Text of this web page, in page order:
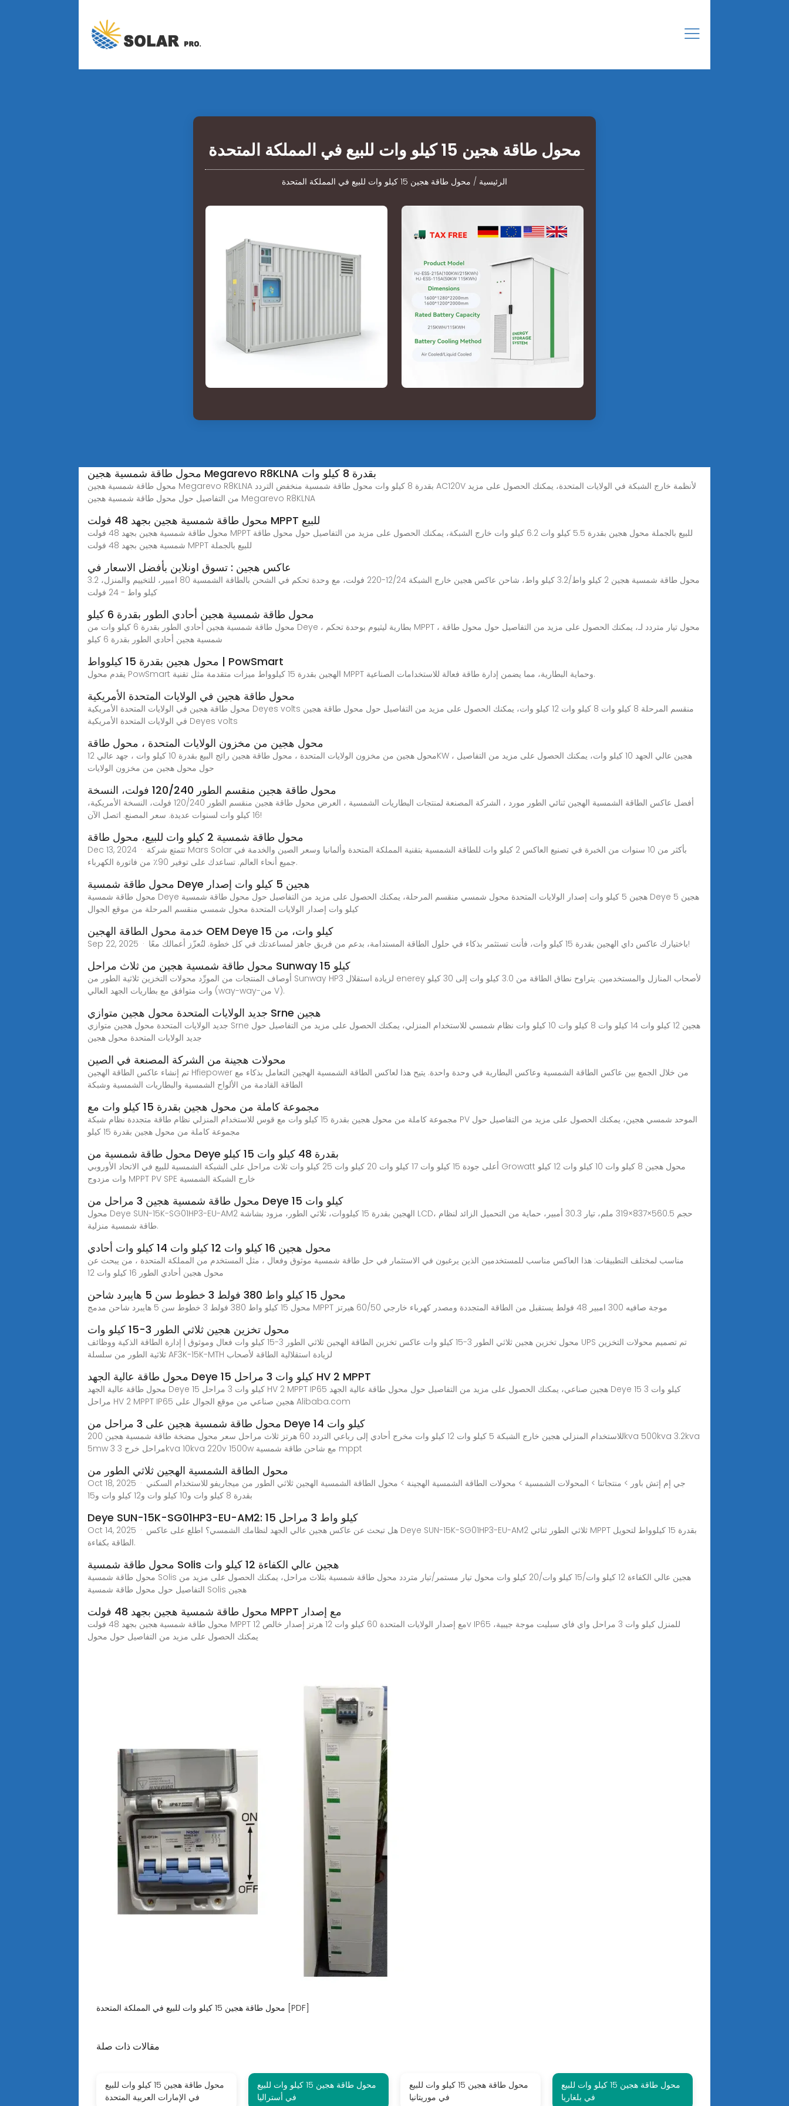
محول طاقة هجين 15 كيلو وات للبيع في المملكة المتحدة
الرئيسية / محول طاقة هجين 15 كيلو وات للبيع في المملكة المتحدة
محول طاقة شمسية هجين Megarevo R8KLNA بقدرة 8 كيلو وات
محول طاقة شمسية هجين Megarevo R8KLNA بقدرة 8 كيلو وات محول طاقة شمسية منخفض التردد AC120V لأنظمة خارج الشبكة في الولايات المتحدة، يمكنك الحصول على مزيد
من التفاصيل حول محول طاقة شمسية هجين Megarevo R8KLNA
محول طاقة شمسية هجين بجهد 48 فولت MPPT للبيع
محول طاقة شمسية هجين بجهد 48 فولت MPPT للبيع بالجملة محول هجين بقدرة 5.5 كيلو وات 6.2 كيلو وات خارج الشبكة، يمكنك الحصول على مزيد من التفاصيل حول محول طاقة
شمسية هجين بجهد 48 فولت MPPT للبيع بالجملة
عاكس هجين : تسوق اونلاين بأفضل الاسعار في
محول طاقة شمسية هجين 2 كيلو واط/3.2 كيلو واط، شاحن عاكس هجين خارج الشبكة 12/24-220 فولت، مع وحدة تحكم في الشحن بالطاقة الشمسية 80 امبير، للتخييم والمنزل، 3.2
كيلو واط - 24 فولت
محول طاقة شمسية هجين أحادي الطور بقدرة 6 كيلو
محول طاقة شمسية هجين أحادي الطور بقدرة 6 كيلو وات من Deye ، بطارية ليثيوم بوحدة تحكم MPPT ، محول تيار متردد لـ، يمكنك الحصول على مزيد من التفاصيل حول محول طاقة
شمسية هجين أحادي الطور بقدرة 6 كيلو
محول هجين بقدرة 15 كيلوواط | PowSmart
يقدم محول PowSmart الهجين بقدرة 15 كيلوواط ميزات متقدمة مثل تقنية MPPT وحماية البطارية، مما يضمن إدارة طاقة فعالة للاستخدامات الصناعية.
محول طاقة هجين في الولايات المتحدة الأمريكية
محول طاقة هجين في الولايات المتحدة الأمريكية Deyes volts منقسم المرحلة 8 كيلو وات 8 كيلو وات 12 كيلو وات، يمكنك الحصول على مزيد من التفاصيل حول محول طاقة هجين
في الولايات المتحدة الأمريكية Deyes volts
محول هجين من مخزون الولايات المتحدة ، محول طاقة
محول هجين من مخزون الولايات المتحدة ، محول طاقة هجين رائج البيع بقدرة 10 كيلو وات ، جهد عالي 12KW ، هجين عالي الجهد 10 كيلو وات، يمكنك الحصول على مزيد من التفاصيل
حول محول هجين من مخزون الولايات
محول طاقة هجين منقسم الطور 120/240 فولت، النسخة
أفضل عاكس الطاقة الشمسية الهجين ثنائي الطور مورد ، الشركة المصنعة لمنتجات البطاريات الشمسية ، العرض محول طاقة هجين منقسم الطور 120/240 فولت، النسخة الأمريكية،
16 كيلو وات لسنوات عديدة. سعر المصنع. اتصل الآن!
محول طاقة شمسية 2 كيلو وات للبيع، محول طاقة
Dec 13, 2024 · تتمتع شركة Mars Solar بأكثر من 10 سنوات من الخبرة في تصنيع العاكس 2 كيلو وات للطاقة الشمسية بتقنية المملكة المتحدة وألمانيا وسعر الصين والخدمة في
جميع أنحاء العالم. تساعدك على توفير 90٪ من فاتورة الكهرباء.
محول طاقة شمسية Deye هجين 5 كيلو وات إصدار
محول طاقة شمسية Deye هجين 5 كيلو وات إصدار الولايات المتحدة محول شمسي منقسم المرحلة، يمكنك الحصول على مزيد من التفاصيل حول محول طاقة شمسية Deye هجين 5
كيلو وات إصدار الولايات المتحدة محول شمسي منقسم المرحلة من موقع الجوال
خدمة محول الطاقة الهجين OEM Deye 15 كيلو وات، من
Sep 22, 2025 · باختيارك عاكس داي الهجين بقدرة 15 كيلو وات، فأنت تستثمر بذكاء في حلول الطاقة المستدامة، بدعم من فريق جاهز لمساعدتك في كل خطوة. لنُعزّز أعمالك معًا!
محول طاقة شمسية هجين من ثلاث مراحل Sunway 15 كيلو
أوصاف المنتجات من المورِّد محولات التخزين ثلاثية الطور من Sunway HP3 لزيادة استقلال enerey لأصحاب المنازل والمستخدمين. يتراوح نطاق الطاقة من 3.0 كيلو وات إلى 30 كيلو
وات متوافق مع بطاريات الجهد العالي (way-way-من V).
جديد الولايات المتحدة محول هجين متوازي Srne هجين
جديد الولايات المتحدة محول هجين متوازي Srne هجين 12 كيلو وات 14 كيلو وات 8 كيلو وات 10 كيلو وات نظام شمسي للاستخدام المنزلي، يمكنك الحصول على مزيد من التفاصيل حول
جديد الولايات المتحدة محول هجين
محولات هجينة من الشركة المصنعة في الصين
تم إنشاء عاكس الطاقة الهجين Hfiepower من خلال الجمع بين عاكس الطاقة الشمسية وعاكس البطارية في وحدة واحدة. يتيح هذا لعاكس الطاقة الشمسية الهجين التعامل بذكاء مع
الطاقة القادمة من الألواح الشمسية والبطاريات الشمسية وشبكة
مجموعة كاملة من محول هجين بقدرة 15 كيلو وات مع
مجموعة كاملة من محول هجين بقدرة 15 كيلو وات مع قوس للاستخدام المنزلي نظام طاقة متجددة نظام شبكة PV الموحد شمسي هجين، يمكنك الحصول على مزيد من التفاصيل حول
مجموعة كاملة من محول هجين بقدرة 15 كيلو
محول طاقة شمسية من Deye بقدرة 48 كيلو وات 15 كيلو
أعلى جودة 15 كيلو وات 17 كيلو وات 20 كيلو وات 25 كيلو وات ثلاث مراحل على الشبكة الشمسية للبيع في الاتحاد الأوروبي Growatt محول هجين 8 كيلو وات 10 كيلو وات 12 كيلو
وات مزدوج MPPT PV SPE خارج الشبكة الشمسية
محول طاقة شمسية هجين 3 مراحل من Deye 15 كيلو وات
محول Deye SUN-15K-SG01HP3-EU-AM2 الهجين بقدرة 15 كيلووات، ثلاثي الطور، مزود بشاشة LCD، حجم 560.5×837×319 ملم، تيار 30.3 أمبير، حماية من التحميل الزائد لنظام
طاقة شمسية منزلية.
محول هجين 16 كيلو وات 12 كيلو وات 14 كيلو وات أحادي
مناسب لمختلف التطبيقات: هذا العاكس مناسب للمستخدمين الذين يرغبون في الاستثمار في حل طاقة شمسية موثوق وفعال ، مثل المستخدم من المملكة المتحدة ، من يبحث عن
محول هجين أحادي الطور 16 كيلو وات 12
محول 15 كيلو واط 380 فولط 3 خطوط سن 5 هايبرد شاحن
محول 15 كيلو واط 380 فولط 3 خطوط سن 5 هايبرد شاحن مدمج MPPT موجة صافيه 300 امبير 48 فولط يستقبل من الطاقة المتجددة ومصدر كهرباء خارجي 60/50 هيرتز
محول تخزين هجين ثلاثي الطور 3-15 كيلو وات
محول تخزين هجين ثلاثي الطور 3-15 كيلو وات عاكس تخزين الطاقة الهجين ثلاثي الطور 3-15 كيلو وات فعال وموثوق | إدارة الطاقة الذكية ووظائف UPS تم تصميم محولات التخزين
ثلاثية الطور من سلسلة AF3K-15K-MTH لزيادة استقلالية الطاقة لأصحاب
محول طاقة عالية الجهد Deye 15 كيلو وات 3 مراحل HV 2 MPPT
محول طاقة عالية الجهد Deye 15 كيلو وات 3 مراحل HV 2 MPPT IP65 هجين صناعي، يمكنك الحصول على مزيد من التفاصيل حول محول طاقة عالية الجهد Deye 15 كيلو وات 3
مراحل HV 2 MPPT IP65 هجين صناعي من موقع الجوال على Alibaba.com
محول طاقة شمسية هجين على 3 مراحل من Deye 14 كيلو وات
للاستخدام المنزلي هجين خارج الشبكة 5 كيلو وات 12 كيلو وات مخرج أحادي إلى رباعي التردد 60 هرتز ثلاث مراحل سعر محول مضخة طاقة شمسية هجين 200kva 500kva 3.2kva
5mw 3 مراحل خرج 3kva 10kva 220v 1500w مع شاحن طاقة شمسية mppt
محول الطاقة الشمسية الهجين ثلاثي الطور من
Oct 18, 2025 · جي إم إتش باور > منتجاتنا > المحولات الشمسية > محولات الطاقة الشمسية الهجينة > محول الطاقة الشمسية الهجين ثلاثي الطور من ميجاريفو للاستخدام السكني
بقدرة 8 كيلو وات و10 كيلو وات و12 كيلو وات و15
Deye SUN-15K-SG01HP3-EU-AM2: 15 كيلو واط 3 مراحل
Oct 14, 2025 · هل تبحث عن عاكس هجين عالي الجهد لنظامك الشمسي؟ اطلع على عاكس Deye SUN-15K-SG01HP3-EU-AM2 ثلاثي الطور ثنائي MPPT بقدرة 15 كيلوواط لتحويل
الطاقة بكفاءة.
محول طاقة شمسية Solis هجين عالي الكفاءة 12 كيلو وات
محول طاقة شمسية Solis هجين عالي الكفاءة 12 كيلو وات/15 كيلو وات/20 كيلو وات محول تيار مستمر/تيار متردد محول طاقة شمسية بثلاث مراحل، يمكنك الحصول على مزيد من
التفاصيل حول محول طاقة شمسية Solis هجين
محول طاقة شمسية هجين بجهد 48 فولت MPPT مع إصدار
محول طاقة شمسية هجين بجهد 48 فولت MPPT مع إصدار الولايات المتحدة 60 كيلو وات 12 هرتز إصدار خالص 12v IP65 للمنزل كيلو وات 3 مراحل واي فاي سبليت موجة جيبية،
يمكنك الحصول على مزيد من التفاصيل حول محول
محول طاقة هجين 15 كيلو وات للبيع في المملكة المتحدة [PDF]
مقالات ذات صلة
محول طاقة هجين 15 كيلو وات للبيع
في الإمارات العربية المتحدة
محول طاقة هجين 15 كيلو وات للبيع
في أستراليا
محول طاقة هجين 15 كيلو وات للبيع
في موريتانيا
محول طاقة هجين 15 كيلو وات للبيع
في بلغاريا